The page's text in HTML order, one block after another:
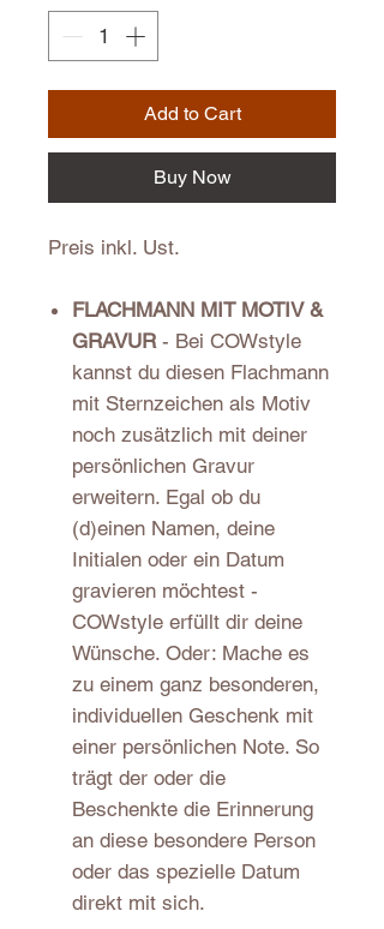
Add to Cart
Buy Now
Preis inkl. Ust.
FLACHMANN MIT MOTIV &
GRAVUR - Bei COWstyle
kannst du diesen Flachmann
mit Sternzeichen als Motiv
noch zusätzlich mit deiner
persönlichen Gravur
erweitern. Egal ob du
(d)einen Namen, deine
Initialen oder ein Datum
gravieren möchtest -
COWstyle erfüllt dir deine
Wünsche. Oder: Mache es
zu einem ganz besonderen,
individuellen Geschenk mit
einer persönlichen Note. So
trägt der oder die
Beschenkte die Erinnerung
an diese besondere Person
oder das spezielle Datum
direkt mit sich.